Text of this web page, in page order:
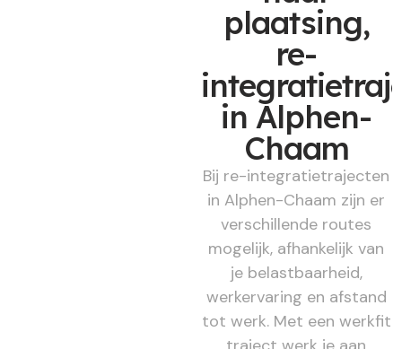
plaatsing,
re-
in Alphen-
Chaam
Bij re-integratietrajecten
in Alphen-Chaam zijn er
verschillende routes
mogelijk, afhankelijk van
je belastbaarheid,
werkervaring en afstand
tot werk. Met een werkfit